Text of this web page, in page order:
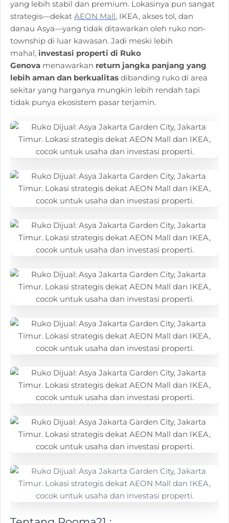
yang lebih stabil dan premium. Lokasinya pun sangat
strategis—dekatAEON Mall, IKEA, akses tol, dan
danau Asya—yang tidak ditawarkan oleh ruko non-
township di luar kawasan. Jadi meski lebih
mahal,investasi properti di Ruko
Genova menawarkan return jangka panjang yang
lebih aman dan berkualitas dibanding ruko di area
sekitar yang harganya mungkin lebih rendah tapi
tidak punya ekosistem pasar terjamin.